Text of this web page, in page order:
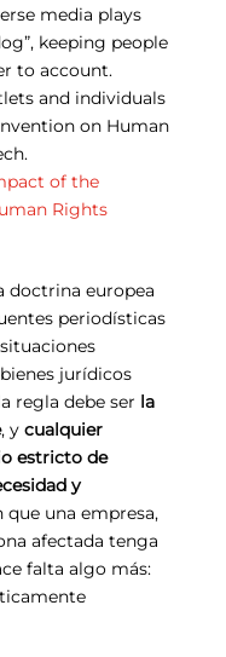
media plays
keeping people
to account.
and individuals
on Human
of the
Rights
doctrina europea
periodísticas
jurídicos
regla debe ser la
, y cualquier
estricto de
y
que una empresa,
afectada tenga
falta algo más: